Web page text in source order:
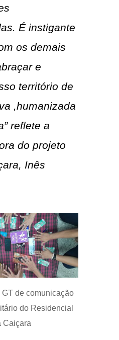
É instigante
os demais
e
território de
,humanizada
reflete a
do projeto
Inês
de comunicação
do Residencial
Caiçara